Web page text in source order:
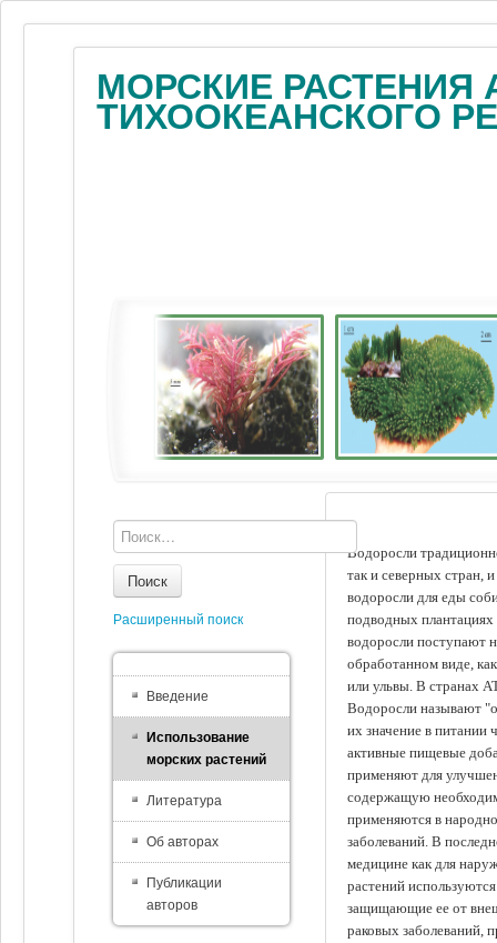
МОРСКИЕ РАСТЕНИЯ
ТИХООКЕАНСКОГО
Водоросли
так и северных стран,
водоросли для еды
подводных
водоросли поступают
обработанном виде,
или ульвы. В странах
Водоросли называют
их значение в питании
активные пищевые
применяют для
содержащую
применяются в
заболеваний. В
медицине как для
растений
защищающие ее от
раковых заболеваний,
Поиск
Расширенный поиск
Введение
Использование
морских растений
Литература
Об авторах
Публикации
авторов